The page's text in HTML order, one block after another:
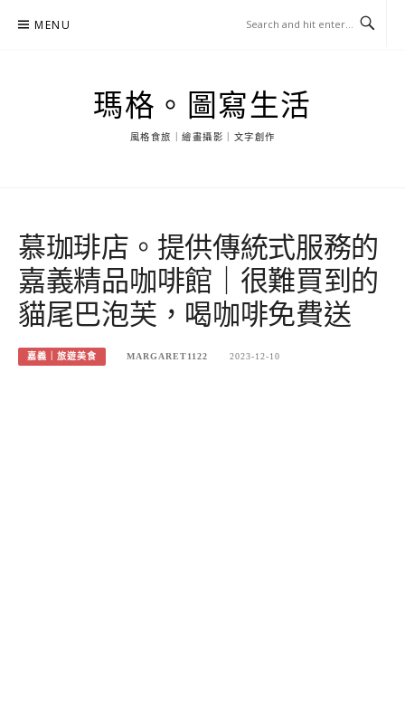
MENU
瑪格。圖寫生活
風格食旅｜繪畫攝影｜文字創作
慕珈琲店。提供傳統式服務的
嘉義精品咖啡館｜很難買到的
貓尾巴泡芙，喝咖啡免費送
嘉義｜旅遊美食 MARGARET1122 2023-12-10